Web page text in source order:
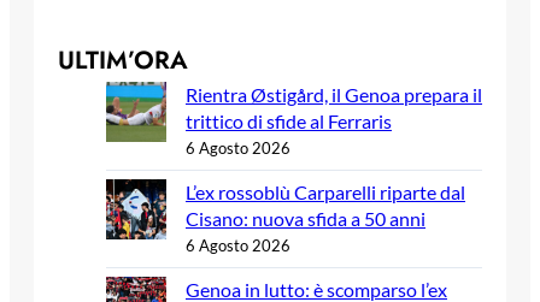
ULTIM’ORA
Rientra Østigård, il Genoa prepara il
trittico di sfide al Ferraris
6 Agosto 2026
L’ex rossoblù Carparelli riparte dal
Cisano: nuova sfida a 50 anni
6 Agosto 2026
Genoa in lutto: è scomparso l’ex